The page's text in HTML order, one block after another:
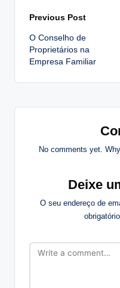
Post
navigation
Previous Post
O Conselho de
Proprietários na
Empresa Familiar
No comments yet.
Deixe
O seu endereço de